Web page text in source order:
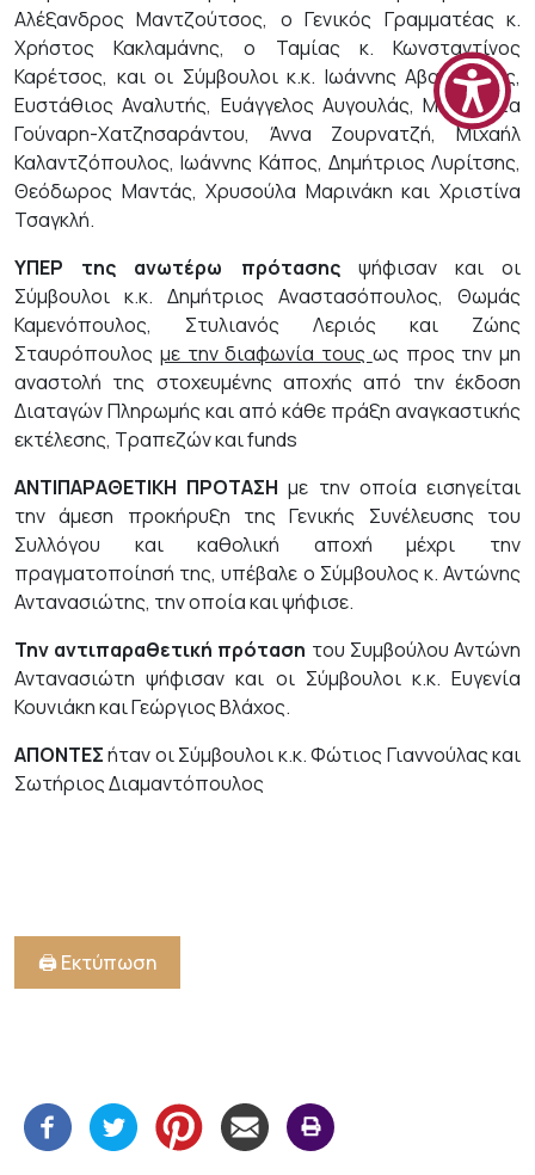
Αλέξανδρος Μαντζούτσος, ο Γενικός Γραμματέας κ.
Χρήστος Κακλαμάνης, ο Ταμίας κ. Κωνσταντίνος
Καρέτσος, και οι Σύμβουλοι κ.κ. Ιωάννης Αβαρκιώτης,
Ευστάθιος Αναλυτής, Ευάγγελος Αυγουλάς, Μαρινέττα
Γούναρη-Χατζησαράντου, Άννα Ζουρνατζή, Μιχαήλ
Καλαντζόπουλος, Ιωάννης Κάπος, Δημήτριος Λυρίτσης,
Θεόδωρος Μαντάς, Χρυσούλα Μαρινάκη και Χριστίνα
Τσαγκλή.
ΥΠΕΡ της ανωτέρω πρότασηςψήφισαν και οι
Σύμβουλοι κ.κ. Δημήτριος Αναστασόπουλος, Θωμάς
Καμενόπουλος, Στυλιανός Λεριός και Ζώης
Σταυρόπουλος με την διαφωνία τους ως προς την μη
αναστολή της στοχευμένης αποχής από την έκδοση
Διαταγών Πληρωμής και από κάθε πράξη αναγκαστικής
εκτέλεσης, Τραπεζών και funds
ΑΝΤΙΠΑΡΑΘΕΤΙΚΗ ΠΡΟΤΑΣΗ με την οποία εισηγείται
την άμεση προκήρυξη της Γενικής Συνέλευσης του
Συλλόγου και καθολική αποχή μέχρι την
πραγματοποίησή της, υπέβαλε ο Σύμβουλος κ. Αντώνης
Αντανασιώτης, την οποία και ψήφισε.
Την αντιπαραθετική πρόταση του Συμβούλου Αντώνη
Αντανασιώτη ψήφισαν και οι Σύμβουλοι κ.κ. Ευγενία
Κουνιάκη και Γεώργιος Βλάχος.
ΑΠΟΝΤΕΣήταν οι Σύμβουλοι κ.κ. Φώτιος Γιαννούλας και
Σωτήριος Διαμαντόπουλος
🖨️ Εκτύπωση